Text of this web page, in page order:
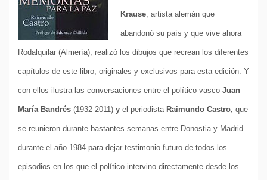
Krause, artista alemán que
abandonó su país y que vive ahora
Rodalquilar (Almería), realizó los dibujos que recrean los diferentes
capítulos de este libro, originales y exclusivos para esta edición. Y
con ellos ilustra las conversaciones entre el político vasco Juan
María Bandrés (1932-2011) y el periodista Raimundo Castro, que
se reunieron durante bastantes semanas entre Donostia y Madrid
durante el año 1984 para dejar testimonio futuro de todos los
episodios en los que el político intervino directamente desde los